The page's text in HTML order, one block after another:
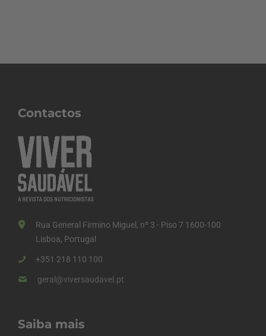
Contactos
Rua General Firmino Miguel, nº 3 - Piso 7 1600-100
Lisboa, Portugal
+351 218 110 100
geral@viversaudavel.pt
Saiba mais